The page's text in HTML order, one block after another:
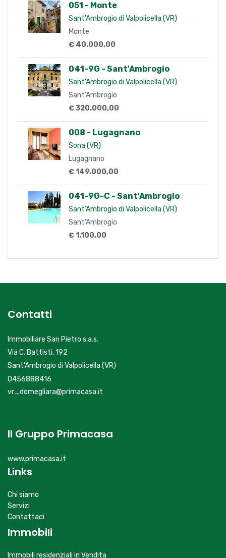
051 - Monte
Sant'Ambrogio di Valpolicella (VR)
Monte
€ 40.000,00
041-9G - Sant'Ambrogio
Sant'Ambrogio di Valpolicella (VR)
Sant'Ambrogio
€ 320.000,00
008 - Lugagnano
Sona (VR)
Lugagnano
€ 149.000,00
041-9G-C - Sant'Ambrogio
Sant'Ambrogio di Valpolicella (VR)
Sant'Ambrogio
€ 1.100,00
Contatti
Immobiliare San Pietro s.a.s.
Via C. Battisti, 192
Sant'Ambrogio di Valpolicella (VR)
0456888416
vr_domegliara@primacasa.it
Il Gruppo Primacasa
www.primacasa.it
Links
Chi siamo
Servizi
Contattaci
Immobili
Immobili residenziali in Vendita